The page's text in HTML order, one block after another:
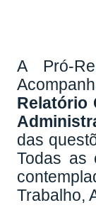
A Pró-
Relatório
das
Todas as
Trabalho,